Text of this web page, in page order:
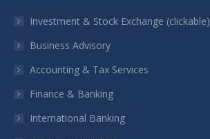
new
window
new
window
new
window
new
window
Investment & Stock Exchange (clickable)
Business Advisory
Accounting & Tax Services
Finance & Banking
International Banking